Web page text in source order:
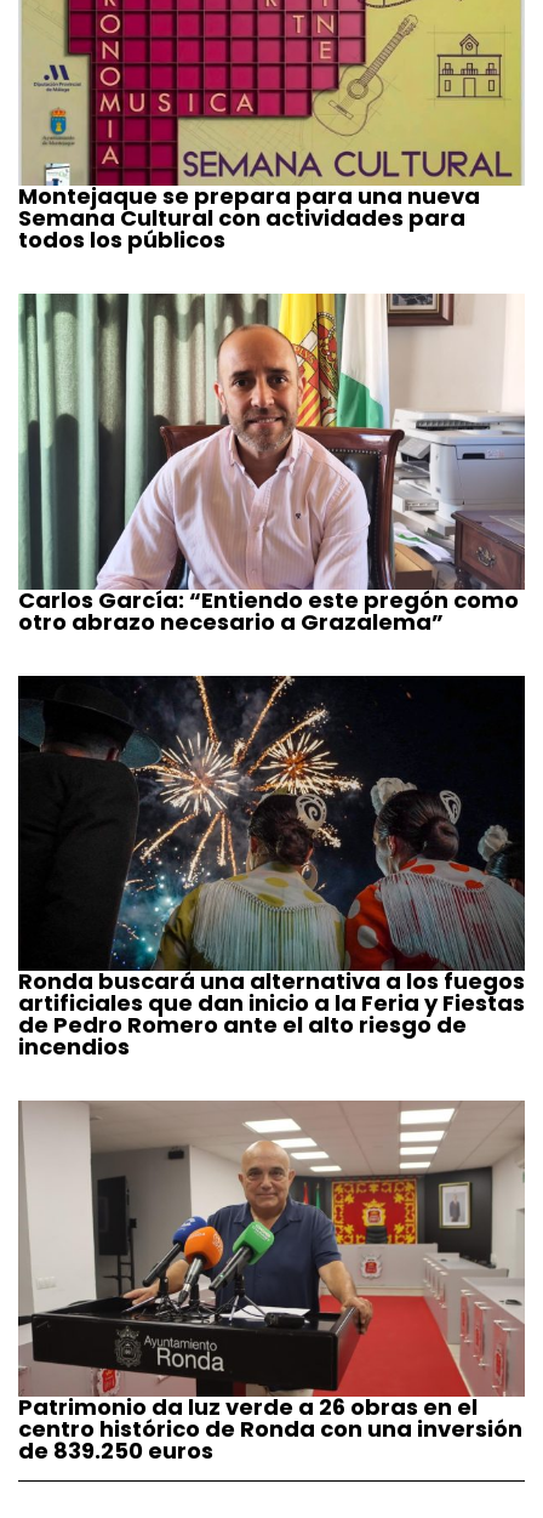
Montejaque se prepara para una nueva
Semana Cultural con actividades para
todos los públicos
Carlos García: “Entiendo este pregón como
otro abrazo necesario a Grazalema”
Ronda buscará una alternativa a los fuegos
artificiales que dan inicio a la Feria y Fiestas
de Pedro Romero ante el alto riesgo de
incendios
Patrimonio da luz verde a 26 obras en el
centro histórico de Ronda con una inversión
de 839.250 euros